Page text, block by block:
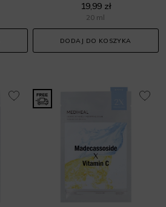
19,99 zł
20 ml
DODAJ DO KOSZYKA